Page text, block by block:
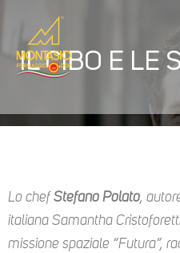
IL CIBO E LE
Lo chef Stefano Polato,
italiana Samantha
missione spaziale “Futura”,